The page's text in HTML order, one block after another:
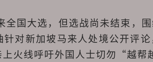
全国大选，但选战尚未结束，
对新加坡马来人处境公开评
火线呼吁外国人士切勿“越帮